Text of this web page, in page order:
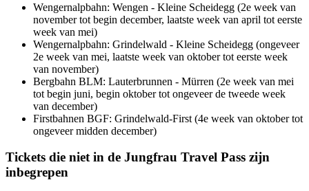
Wengernalpbahn: Wengen - Kleine Scheidegg (2e week van
november tot begin december, laatste week van april tot eerste
week van mei)
Wengernalpbahn: Grindelwald - Kleine Scheidegg (ongeveer
2e week van mei, laatste week van oktober tot eerste week
van november)
Bergbahn BLM: Lauterbrunnen - Mürren (2e week van mei
tot begin juni, begin oktober tot ongeveer de tweede week
van december)
Firstbahnen BGF: Grindelwald-First (4e week van oktober tot
ongeveer midden december)
Tickets die niet in de Jungfrau Travel Pass zijn
inbegrepen